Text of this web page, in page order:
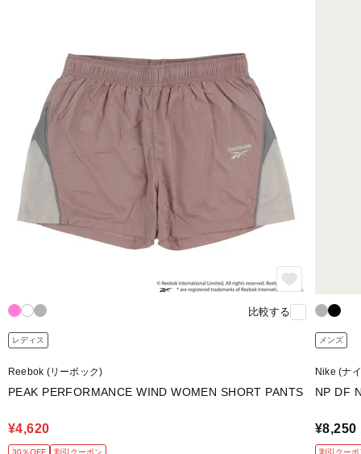
比較する
レディス
Reebok (リーボック)
PEAK PERFORMANCE WIND WOMEN SHORT PANTS
¥4,620
30％OFF 割引クーポン
メンズ
Nike (ナ
NP DF
¥8,250
割引クーポ